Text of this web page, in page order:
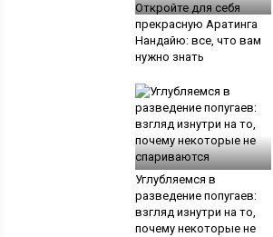
Откройте для себя
прекрасную Аратинга
Нандайю: все, что вам
нужно знать
Углубляемся в
разведение попугаев:
взгляд изнутри на то,
почему некоторые не